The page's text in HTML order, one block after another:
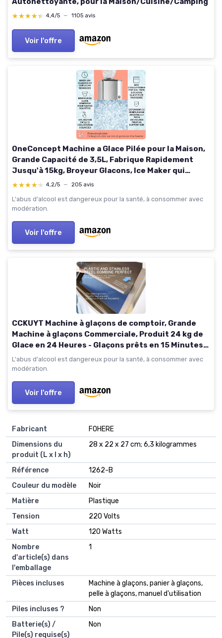
★★★★★
★★★★★ 4,4/5 — 1105 avis
Voir l'offre
OneConcept Machine a Glace Pilée pour la Maison,
Grande Capacité de 3,5L, Fabrique Rapidement
Jusqu'à 15kg, Broyeur Glacons, Ice Maker qui
Fonctionne Rapidement, Machine à Glaçons, Bac de
★★★★★
★★★★★ 4,2/5 — 205 avis
L'abus d'alcool est dangereux pour la santé, à consommer avec
modération.
Voir l'offre
CCKUYT Machine à glaçons de comptoir, Grande
Machine à glaçons Commerciale, Produit 24 kg de
Glace en 24 Heures - Glaçons prêts en 15 Minutes,
pour la Maison, la Cuisine ou Le Bureau.
L'abus d'alcool est dangereux pour la santé, à consommer avec
modération.
Voir l'offre
Fabricant
‎FOHERE
Dimensions du
produit (L x l x h)
‎28 x 22 x 27 cm; 6,3 kilogrammes
Référence
‎1262-B
Couleur du modèle
‎Noir
Matière
‎Plastique
Tension
‎220 Volts
Watt
‎120 Watts
Nombre
d'article(s) dans
l'emballage
‎1
Pièces incluses
‎Machine à glaçons, panier à glaçons,
pelle à glaçons, manuel d'utilisation
Piles incluses ?
‎Non
Batterie(s) /
Pile(s) requise(s)
‎Non